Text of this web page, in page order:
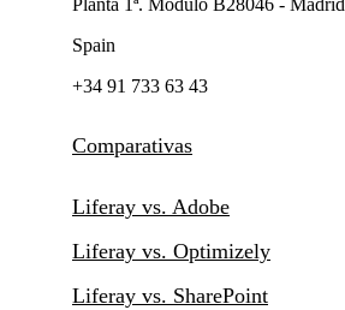
Planta 1ª. Módulo B28046 - Madrid
Spain
+34 91 733 63 43
Comparativas
Liferay vs. Adobe
Liferay vs. Optimizely
Liferay vs. SharePoint